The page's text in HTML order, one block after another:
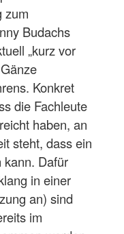
zum
Budachs
„kurz vor
Konkret
die Fachleute
haben, an
steht, dass ein
kann. Dafür
in einer
an) sind
im